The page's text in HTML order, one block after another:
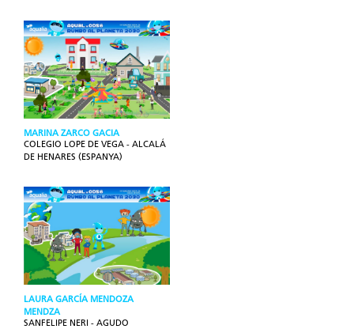
MARINA ZARCO GACIA
COLEGIO LOPE DE VEGA - ALCALÁ
DE HENARES (ESPANYA)
LAURA GARCÍA MENDOZA
MENDZA
SANFELIPE NERI - AGUDO